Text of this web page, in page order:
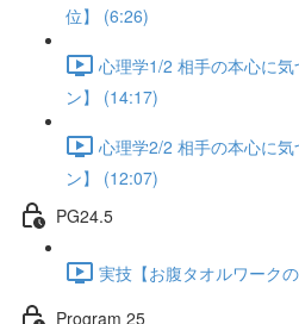
位】 (6:26)
心理学1/2 相手の本心に
ン】 (14:17)
心理学2/2 相手の本心に
ン】 (12:07)
PG24.5
実技【お腹タオルワーク
Program 25